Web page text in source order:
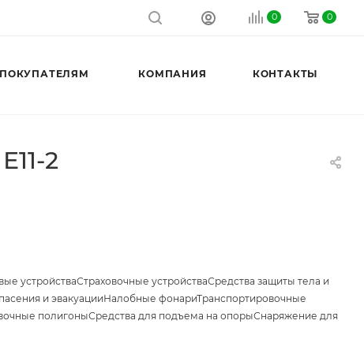
0 0
ПОКУПАТЕЛЯМ КОМПАНИЯ КОНТАКТЫ
2
устройстваСтраховочные устройстваСредства защиты тела и
и эвакуацииНалобные фонариТранспортировочные
полигоныСредства для подъема на опорыСнаряжение для